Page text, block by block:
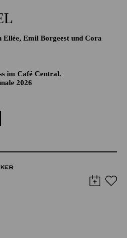
Ellée, Emil Borgeest und Cora
im Café Central.
2026